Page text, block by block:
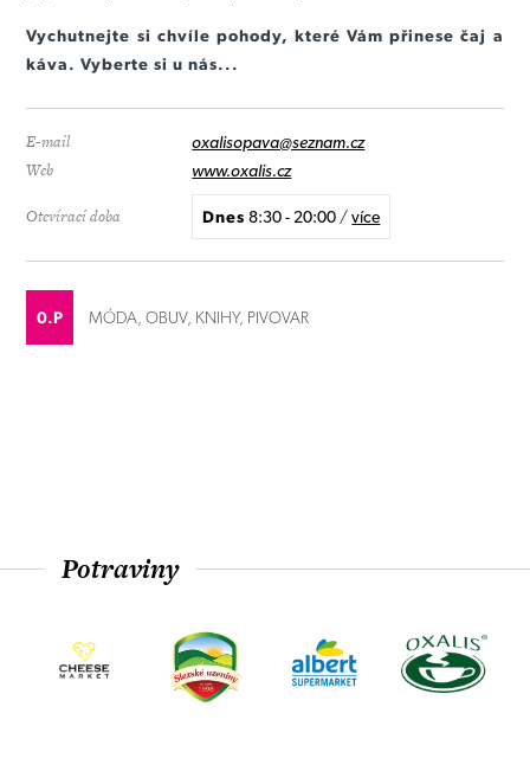
Vychutnejte si chvíle pohody, které Vám přinese čaj a
káva. Vyberte si u nás...
E-mail oxalisopava@seznam.cz
Web www.oxalis.cz
Otevírací doba Dnes 8:30 - 20:00 /více
0.P MÓDA, OBUV, KNIHY, PIVOVAR
Potraviny